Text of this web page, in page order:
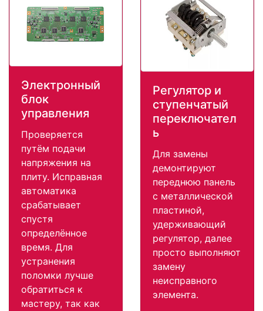
Электронный
блок
управления
Проверяется
путём подачи
напряжения на
плиту. Исправная
автоматика
срабатывает
спустя
определённое
время. Для
устранения
поломки лучше
обратиться к
мастеру, так как
Регулятор и
ступенчатый
переключател
ь
Для замены
демонтируют
переднюю панель
с металлической
пластиной,
удерживающий
регулятор, далее
просто выполняют
замену
неисправного
элемента.